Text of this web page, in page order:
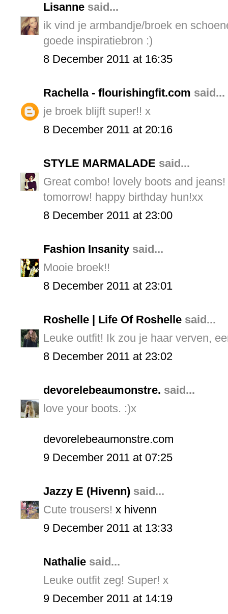
Lisanne said...
ik vind je armbandje/broek en
goede inspiratiebron :)
8 December 2011 at 16:35
Rachella - flourishingfit.com said...
je broek blijft super!! x
8 December 2011 at 20:16
STYLE MARMALADE said...
Great combo! lovely boots and
tomorrow! happy birthday hun!xx
8 December 2011 at 23:00
Fashion Insanity said...
Mooie broek!!
8 December 2011 at 23:01
Roshelle | Life Of Roshelle said...
Leuke outfit! Ik zou je haar verven,
8 December 2011 at 23:02
devorelebeaumonstre. said...
love your boots. :)x
devorelebeaumonstre.com
9 December 2011 at 07:25
Jazzy E (Hivenn) said...
Cute trousers! x hivenn
9 December 2011 at 13:33
Nathalie said...
Leuke outfit zeg! Super! x
9 December 2011 at 14:19